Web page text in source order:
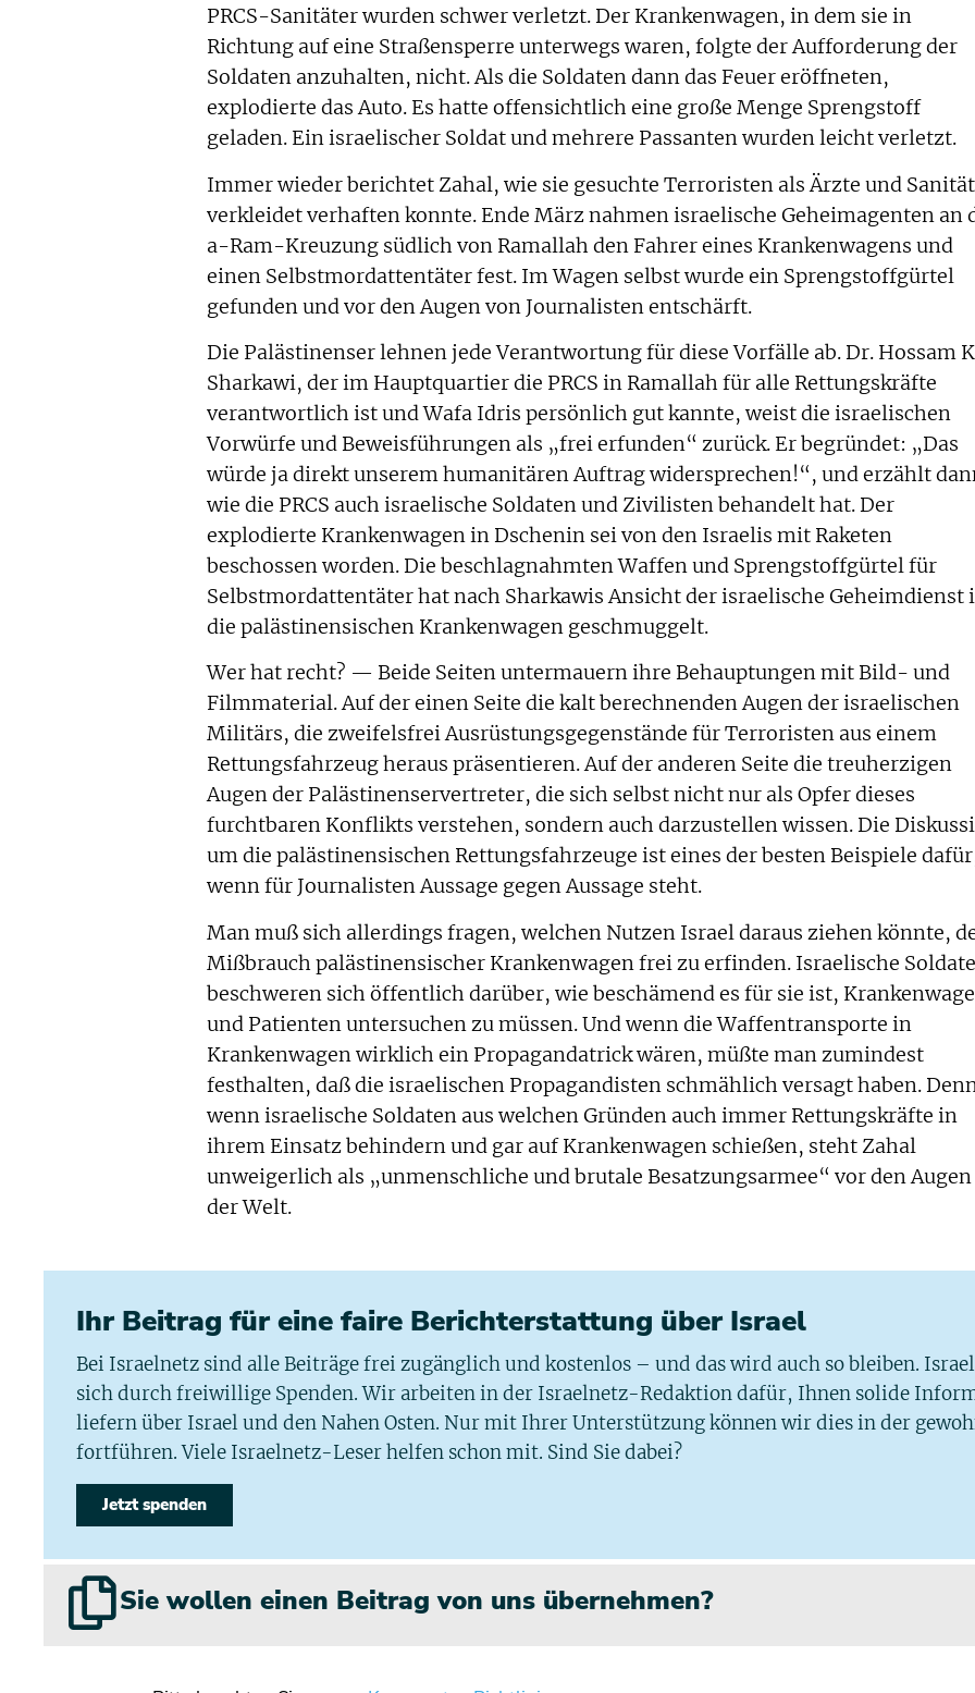
PRCS-Sanitäter wurden schwer verletzt. Der Krankenwagen, in dem sie in
Richtung auf eine Straßensperre unterwegs waren, folgte der Aufforderung der
Soldaten anzuhalten, nicht. Als die Soldaten dann das Feuer eröffneten,
explodierte das Auto. Es hatte offensichtlich eine große Menge Sprengstoff
geladen. Ein israelischer Soldat und mehrere Passanten wurden leicht verletzt.
Immer wieder berichtet Zahal, wie sie gesuchte Terroristen als Ärzte und
verkleidet verhaften konnte. Ende März nahmen israelische Geheimagenten an
a-Ram-Kreuzung südlich von Ramallah den Fahrer eines Krankenwagens und
einen Selbstmordattentäter fest. Im Wagen selbst wurde ein Sprengstoffgürtel
gefunden und vor den Augen von Journalisten entschärft.
Die Palästinenser lehnen jede Verantwortung für diese Vorfälle ab. Dr. Hossam
Sharkawi, der im Hauptquartier die PRCS in Ramallah für alle Rettungskräfte
verantwortlich ist und Wafa Idris persönlich gut kannte, weist die israelischen
Vorwürfe und Beweisführungen als „frei erfunden“ zurück. Er begründet: „Das
würde ja direkt unserem humanitären Auftrag widersprechen!“, und erzählt
wie die PRCS auch israelische Soldaten und Zivilisten behandelt hat. Der
explodierte Krankenwagen in Dschenin sei von den Israelis mit Raketen
beschossen worden. Die beschlagnahmten Waffen und Sprengstoffgürtel für
Selbstmordattentäter hat nach Sharkawis Ansicht der israelische Geheimdienst
die palästinensischen Krankenwagen geschmuggelt.
Wer hat recht? — Beide Seiten untermauern ihre Behauptungen mit Bild- und
Filmmaterial. Auf der einen Seite die kalt berechnenden Augen der israelischen
Militärs, die zweifelsfrei Ausrüstungsgegenstände für Terroristen aus einem
Rettungsfahrzeug heraus präsentieren. Auf der anderen Seite die treuherzigen
Augen der Palästinenservertreter, die sich selbst nicht nur als Opfer dieses
furchtbaren Konflikts verstehen, sondern auch darzustellen wissen. Die
um die palästinensischen Rettungsfahrzeuge ist eines der besten Beispiele
wenn für Journalisten Aussage gegen Aussage steht.
Man muß sich allerdings fragen, welchen Nutzen Israel daraus ziehen könnte,
Mißbrauch palästinensischer Krankenwagen frei zu erfinden. Israelische
beschweren sich öffentlich darüber, wie beschämend es für sie ist,
und Patienten untersuchen zu müssen. Und wenn die Waffentransporte in
Krankenwagen wirklich ein Propagandatrick wären, müßte man zumindest
festhalten, daß die israelischen Propagandisten schmählich versagt haben.
wenn israelische Soldaten aus welchen Gründen auch immer Rettungskräfte in
ihrem Einsatz behindern und gar auf Krankenwagen schießen, steht Zahal
unweigerlich als „unmenschliche und brutale Besatzungsarmee“ vor den Augen
der Welt.
Ihr Beitrag für eine faire Berichterstattung über Israel
Bei Israelnetz sind alle Beiträge frei zugänglich und kostenlos – und das wird auch so bleiben.
sich durch freiwillige Spenden. Wir arbeiten in der Israelnetz-Redaktion dafür, Ihnen solide
liefern über Israel und den Nahen Osten. Nur mit Ihrer Unterstützung können wir dies in der
fortführen. Viele Israelnetz-Leser helfen schon mit. Sind Sie dabei?
Jetzt spenden
Sie wollen einen Beitrag von uns übernehmen?